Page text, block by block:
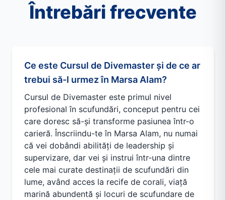
Întrebări frecvente
Ce este Cursul de Divemaster și de ce ar
trebui să-l urmez în Marsa Alam?
Cursul de Divemaster este primul nivel
profesional în scufundări, conceput pentru cei
care doresc să-și transforme pasiunea într-o
carieră. Înscriindu-te în Marsa Alam, nu numai
că vei dobândi abilități de leadership și
supervizare, dar vei și instrui într-una dintre
cele mai curate destinații de scufundări din
lume, având acces la recife de corali, viață
marină abundentă și locuri de scufundare de